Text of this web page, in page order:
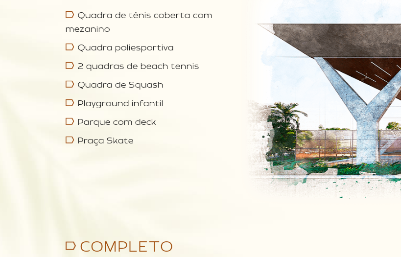
Quadra de tênis coberta com
mezanino
Quadra poliesportiva
2 quadras de beach tennis
Quadra de Squash
Playground infantil
Parque com deck
Praça Skate
COMPLETO